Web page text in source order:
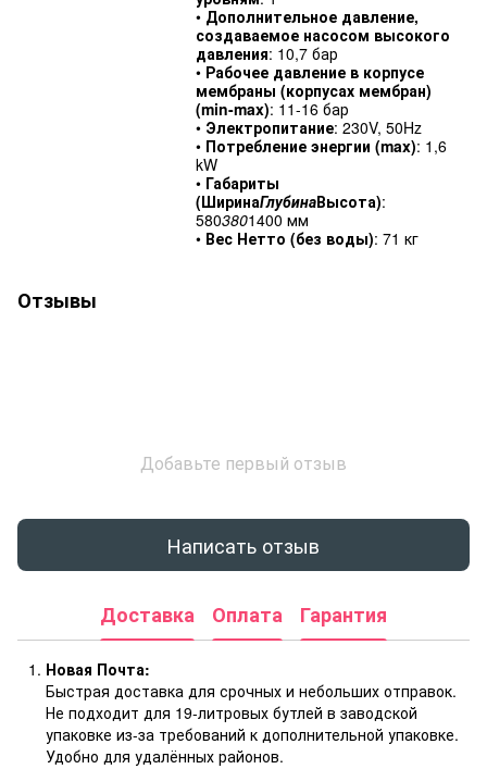
• Дополнительное давление,
создаваемое насосом высокого
давления: 10,7 бар
• Рабочее давление в корпусе
мембраны (корпусах мембран)
(min-max): 11-16 бар
• Электропитание: 230V, 50Hz
• Потребление энергии (max): 1,6
kW
• Габариты
(ШиринаГлубинаВысота):
5803801400 мм
• Вес Нетто (без воды): 71 кг
Отзывы
Добавьте первый отзыв
Написать отзыв
Доставка Оплата Гарантия
Новая Почта:
Быстрая доставка для срочных и небольших отправок.
Не подходит для 19-литровых бутлей в заводской
упаковке из-за требований к дополнительной упаковке.
Удобно для удалённых районов.